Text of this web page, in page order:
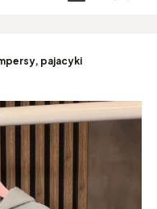
pajacyki